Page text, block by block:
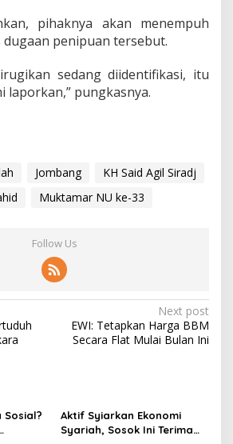
pihaknya akan menempuh
penipuan tersebut.
sedang diidentifikasi, itu
laporkan,” pungkasnya.
Jombang
KH Said Agil Siradj
Muktamar NU ke-33
Follow Us
Next post
EWI: Tetapkan Harga BBM
Secara Flat Mulai Bulan Ini
Sosial?
Aktif Syiarkan Ekonomi
Syariah, Sosok Ini Terima